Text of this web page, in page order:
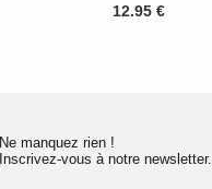
12.95 €
Ne manquez rien !
Inscrivez-vous à notre newsletter.